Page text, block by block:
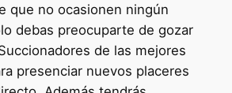
que no ocasionen ningún
debas preocuparte de gozar
de las mejores
presenciar nuevos placeres